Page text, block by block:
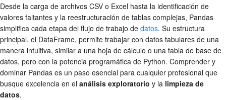
Desde la carga de archivos CSV o Excel hasta la identificación de
valores faltantes y la reestructuración de tablas complejas, Pandas
simplifica cada etapa del flujo de trabajo de datos. Su estructura
principal, el DataFrame, permite trabajar con datos tabulares de una
manera intuitiva, similar a una hoja de cálculo o una tabla de base de
datos, pero con la potencia programática de Python. Comprender y
dominar Pandas es un paso esencial para cualquier profesional que
busque excelencia en el análisis exploratorio y la limpieza de
datos.